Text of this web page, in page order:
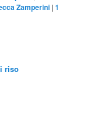
Zamperini |1
riso